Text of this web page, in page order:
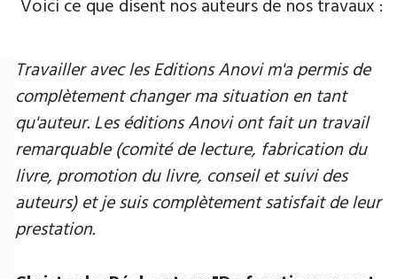
Voici ce que disent nos auteurs de nos travaux :
Travailler avec les Editions Anovi m'a permis de
complètement changer ma situation en tant
qu'auteur. Les éditions Anovi ont fait un travail
remarquable (comité de lecture, fabrication du
livre, promotion du livre, conseil et suivi des
auteurs) et je suis complètement satisfait de leur
prestation.